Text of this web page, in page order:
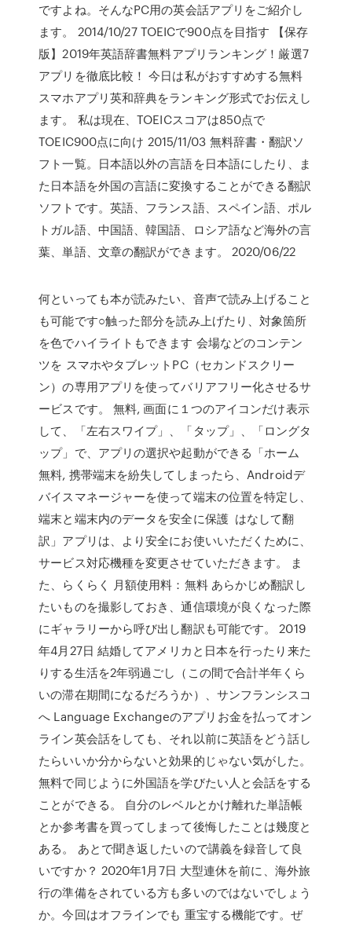
ですよね。そんなPC用の英会話アプリをご紹介し
ます。 2014/10/27 TOEICで900点を目指す 【保存
版】2019年英語辞書無料アプリランキング！厳選7
アプリを徹底比較！ 今日は私がおすすめする無料
スマホアプリ英和辞典をランキング形式でお伝えし
ます。 私は現在、TOEICスコアは850点で
TOEIC900点に向け 2015/11/03 無料辞書・翻訳ソ
フト一覧。日本語以外の言語を日本語にしたり、ま
た日本語を外国の言語に変換することができる翻訳
ソフトです。英語、フランス語、スペイン語、ポル
トガル語、中国語、韓国語、ロシア語など海外の言
葉、単語、文章の翻訳ができます。 2020/06/22
何といっても本が読みたい、音声で読み上げること
も可能です○触った部分を読み上げたり、対象箇所
を色でハイライトもできます 会場などのコンテン
ツを スマホやタブレットPC（セカンドスクリー
ン）の専用アプリを使ってバリアフリー化させるサ
ービスです。 無料, 画面に１つのアイコンだけ表示
して、「左右スワイプ」、「タップ」、「ロングタ
ップ」で、アプリの選択や起動ができる「ホーム
無料, 携帯端末を紛失してしまったら、Androidデ
バイスマネージャーを使って端末の位置を特定し、
端末と端末内のデータを安全に保護 はなして翻
訳」アプリは、より安全にお使いいただくために、
サービス対応機種を変更させていただきます。 ま
た、らくらく 月額使用料：無料 あらかじめ翻訳し
たいものを撮影しておき、通信環境が良くなった際
にギャラリーから呼び出し翻訳も可能です。 2019
年4月27日 結婚してアメリカと日本を行ったり来た
りする生活を2年弱過ごし（この間で合計半年くら
いの滞在期間になるだろうか）、サンフランシスコ
へ Language Exchangeのアプリお金を払ってオン
ライン英会話をしても、それ以前に英語をどう話し
たらいいか分からないと効果的じゃない気がした。
無料で同じように外国語を学びたい人と会話をする
ことができる。 自分のレベルとかけ離れた単語帳
とか参考書を買ってしまって後悔したことは幾度と
ある。 あとで聞き返したいので講義を録音して良
いですか？ 2020年1月7日 大型連休を前に、海外旅
行の準備をされている方も多いのではないでしょう
か。今回はオフラインでも 重宝する機能です。ぜ